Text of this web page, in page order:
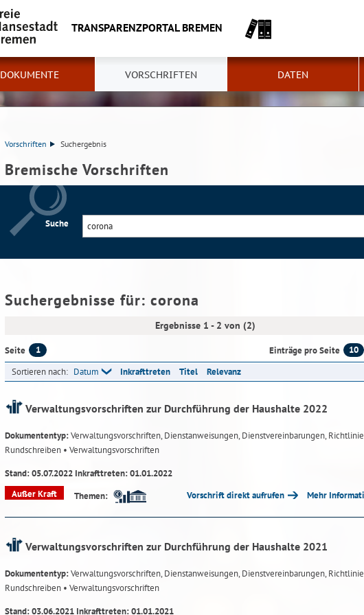
TRANSPARENZPORTAL BREMEN
DOKUMENTE VORSCHRIFTEN DATEN
Vorschriften Suchergebnis
Bremische Vorschriften
Suche
Suchergebnisse für: corona
Ergebnisse 1 - 2 von (2)
Seite 1 Einträge pro Seite 10
Sortieren nach: Datum Inkrafttreten Titel Relevanz
Verwaltungsvorschriften zur Durchführung der Haushalte 2022
Dokumententyp:Verwaltungsvorschriften, Dienstanweisungen, Dienstvereinbarungen,
Rundschreiben • Verwaltungsvorschriften
Stand: 05.07.2022 Inkrafttreten: 01.01.2022
Außer Kraft
Themen: Vorschrift direkt aufrufen Mehr
Verwaltungsvorschriften zur Durchführung der Haushalte 2021
Dokumententyp:Verwaltungsvorschriften, Dienstanweisungen, Dienstvereinbarungen,
Rundschreiben • Verwaltungsvorschriften
Stand: 03.06.2021 Inkrafttreten: 01.01.2021